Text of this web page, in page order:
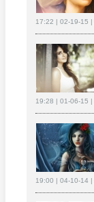
17:22 | 02-19-15 |
19:28 | 01-06-15 |
19:00 | 04-10-14 |